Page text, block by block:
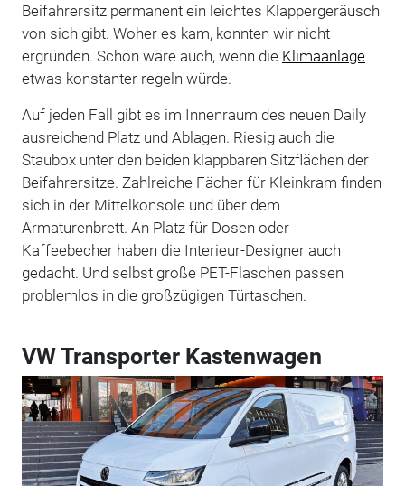
Beifahrersitz permanent ein leichtes Klappergeräusch
von sich gibt. Woher es kam, konnten wir nicht
ergründen. Schön wäre auch, wenn die Klimaanlage
etwas konstanter regeln würde.
Auf jeden Fall gibt es im Innenraum des neuen Daily
ausreichend Platz und Ablagen. Riesig auch die
Staubox unter den beiden klappbaren Sitzflächen der
Beifahrersitze. Zahlreiche Fächer für Kleinkram finden
sich in der Mittelkonsole und über dem
Armaturenbrett. An Platz für Dosen oder
Kaffeebecher haben die Interieur-Designer auch
gedacht. Und selbst große PET-Flaschen passen
problemlos in die großzügigen Türtaschen.
VW Transporter Kastenwagen